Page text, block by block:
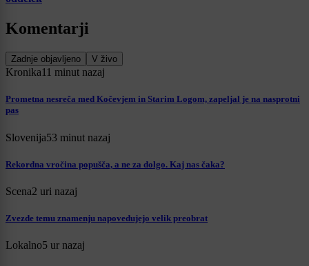
Komentarji
Zadnje objavljeno V živo
Kronika11 minut nazaj
Prometna nesreča med Kočevjem in Starim Logom, zapeljal je na nasprotni
pas
Slovenija53 minut nazaj
Rekordna vročina popušča, a ne za dolgo. Kaj nas čaka?
Scena2 uri nazaj
Zvezde temu znamenju napovedujejo velik preobrat
Lokalno5 ur nazaj